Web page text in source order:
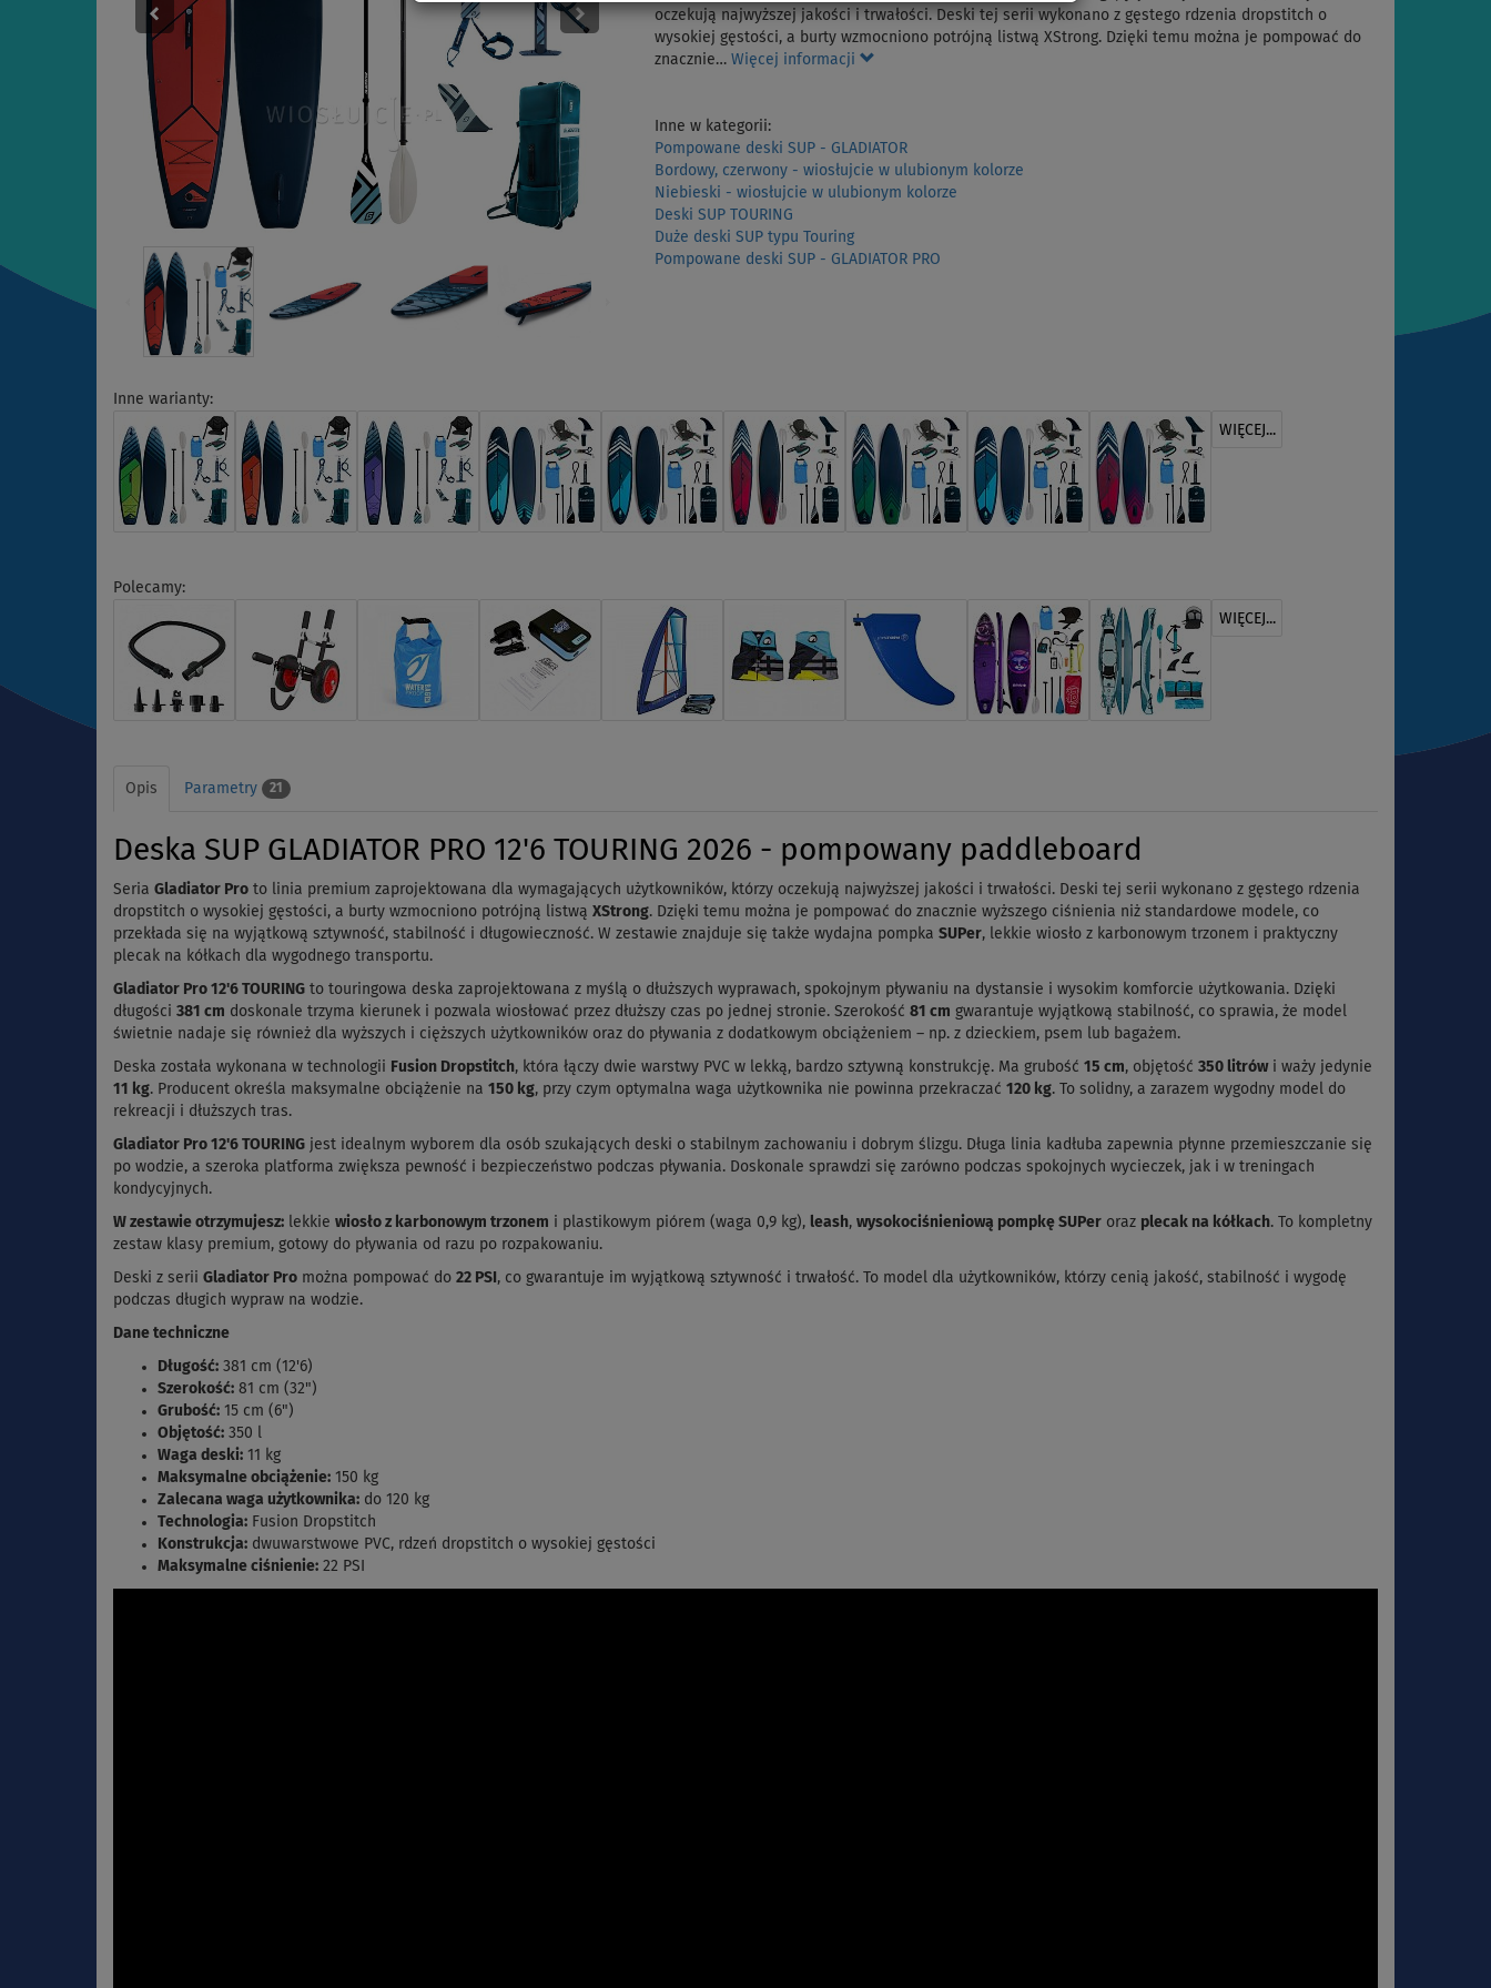
oczekują najwyższej jakości i trwałości. Deski tej serii wykonano z gęstego rdzenia dropstitch o
wysokiej gęstości, a burty wzmocniono potrójną listwą XStrong. Dzięki temu można je pompować do
znacznie… Więcej informacji
Inne w kategorii:
Pompowane deski SUP - GLADIATOR
Bordowy, czerwony - wiosłujcie w ulubionym kolorze
Niebieski - wiosłujcie w ulubionym kolorze
Deski SUP TOURING
Duże deski SUP typu Touring
Pompowane deski SUP - GLADIATOR PRO
Inne warianty:
WIĘCEJ...
Polecamy:
WIĘCEJ...
Opis Parametry 21
Deska SUP GLADIATOR PRO 12'6 TOURING 2026 - pompowany paddleboard
Seria Gladiator Pro to linia premium zaprojektowana dla wymagających użytkowników, którzy oczekują najwyższej jakości i trwałości. Deski tej serii wykonano z gęstego rdzenia
dropstitch o wysokiej gęstości, a burty wzmocniono potrójną listwą XStrong. Dzięki temu można je pompować do znacznie wyższego ciśnienia niż standardowe modele, co
przekłada się na wyjątkową sztywność, stabilność i długowieczność. W zestawie znajduje się także wydajna pompka SUPer, lekkie wiosło z karbonowym trzonem i praktyczny
plecak na kółkach dla wygodnego transportu.
Gladiator Pro 12'6 TOURING to touringowa deska zaprojektowana z myślą o dłuższych wyprawach, spokojnym pływaniu na dystansie i wysokim komforcie użytkowania. Dzięki
długości 381 cm doskonale trzyma kierunek i pozwala wiosłować przez dłuższy czas po jednej stronie. Szerokość 81 cm gwarantuje wyjątkową stabilność, co sprawia, że model
świetnie nadaje się również dla wyższych i cięższych użytkowników oraz do pływania z dodatkowym obciążeniem – np. z dzieckiem, psem lub bagażem.
Deska została wykonana w technologii Fusion Dropstitch, która łączy dwie warstwy PVC w lekką, bardzo sztywną konstrukcję. Ma grubość 15 cm, objętość 350 litrówi waży jedynie
11 kg. Producent określa maksymalne obciążenie na 150 kg, przy czym optymalna waga użytkownika nie powinna przekraczać 120 kg. To solidny, a zarazem wygodny model do
rekreacji i dłuższych tras.
Gladiator Pro 12'6 TOURING jest idealnym wyborem dla osób szukających deski o stabilnym zachowaniu i dobrym ślizgu. Długa linia kadłuba zapewnia płynne przemieszczanie się
po wodzie, a szeroka platforma zwiększa pewność i bezpieczeństwo podczas pływania. Doskonale sprawdzi się zarówno podczas spokojnych wycieczek, jak i w treningach
kondycyjnych.
W zestawie otrzymujesz: lekkie wiosło z karbonowym trzonem i plastikowym piórem (waga 0,9 kg), leash, wysokociśnieniową pompkę SUPer oraz plecak na kółkach. To kompletny
zestaw klasy premium, gotowy do pływania od razu po rozpakowaniu.
Deski z serii Gladiator Pro można pompować do 22 PSI , co gwarantuje im wyjątkową sztywność i trwałość. To model dla użytkowników, którzy cenią jakość, stabilność i wygodę
podczas długich wypraw na wodzie.
Dane techniczne
Długość: 381 cm (12'6)
Szerokość: 81 cm (32")
Grubość: 15 cm (6")
Objętość: 350 l
Waga deski: 11 kg
Maksymalne obciążenie: 150 kg
Zalecana waga użytkownika: do 120 kg
Technologia: Fusion Dropstitch
Konstrukcja: dwuwarstwowe PVC, rdzeń dropstitch o wysokiej gęstości
Maksymalne ciśnienie: 22 PSI